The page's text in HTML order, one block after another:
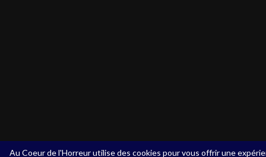
Au Coeur de l'Horreur utilise des cookies pour vous offrir une